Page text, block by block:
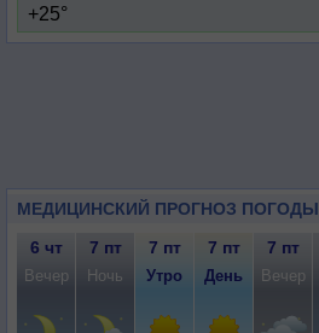
+25°
МЕДИЦИНСКИЙ ПРОГНОЗ ПОГОДЫ
6 чт 7 пт 7 пт 7 пт 7 пт
Вечер Ночь Утро День Вечер